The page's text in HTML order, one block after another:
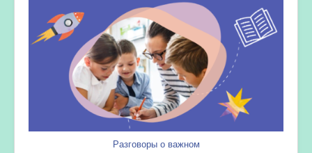
Разговоры о важном